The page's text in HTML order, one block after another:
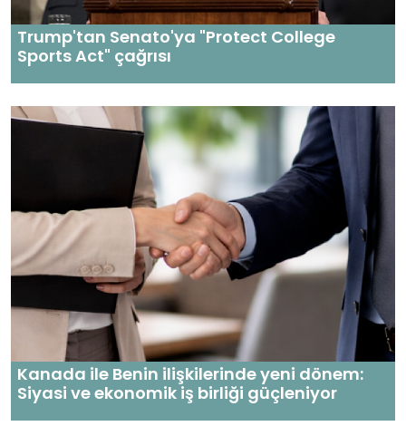
Trump'tan Senato'ya "Protect College
Sports Act" çağrısı
Kanada ile Benin ilişkilerinde yeni dönem:
Siyasi ve ekonomik iş birliği güçleniyor